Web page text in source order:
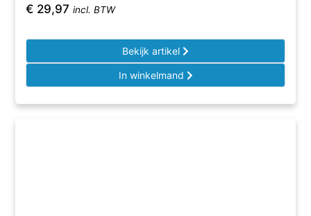
€ 29,97 incl. BTW
Bekijk artikel
In winkelmand